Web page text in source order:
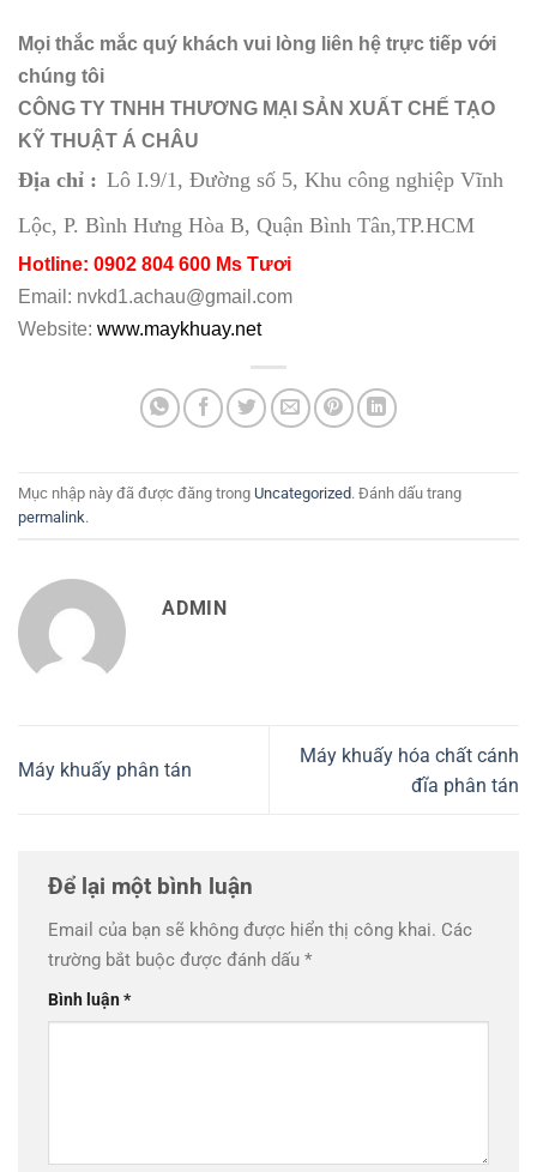
Mọi thắc mắc quý khách vui lòng liên hệ trực tiếp với
chúng tôi
CÔNG TY TNHH THƯƠNG MẠI SẢN XUẤT CHẾ TẠO
KỸ THUẬT Á CHÂU
Địa chỉ : Lô I.9/1, Đường số 5, Khu công nghiệp Vĩnh
Lộc, P. Bình Hưng Hòa B, Quận Bình Tân,TP.HCM
Hotline: 0902 804 600 Ms Tươi
Email: nvkd1.achau@gmail.com
Website: www.maykhuay.net
Mục nhập này đã được đăng trong Uncategorized. Đánh dấu trang
permalink.
ADMIN
Máy khuấy phân tán
Máy khuấy hóa chất cánh
đĩa phân tán
Để lại một bình luận
Email của bạn sẽ không được hiển thị công khai. Các
trường bắt buộc được đánh dấu *
Bình luận*